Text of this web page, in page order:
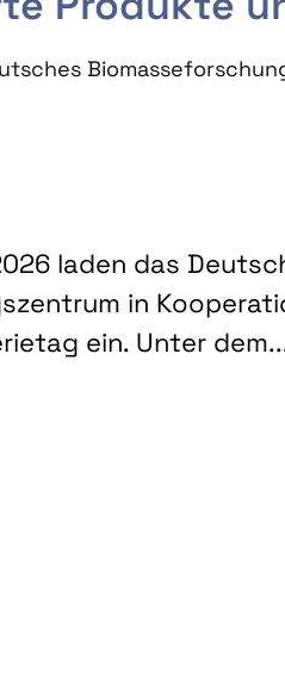
laden das
in
ein. Unter